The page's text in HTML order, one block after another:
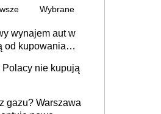
Wybrane
wynajem aut w
od kupowania
nie kupują
gazu? Warszawa